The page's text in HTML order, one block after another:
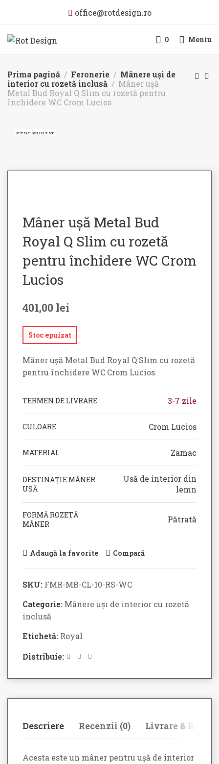
office@rotdesign.ro
0 Meniu
Prima pagină Feronerie
Mânere uși de
interior cu rozetă inclusă
Mâner ușă
Metal Bud Royal Q Slim cu rozetă pentru
închidere WC Crom Lucios
STOC EPUIZAT
Mâner ușă Metal Bud
Royal Q Slim cu rozetă
pentru închidere WC Crom
Lucios
401,00 lei
Stoc epuizat
Mâner ușă Metal Bud Royal Q Slim cu rozetă
pentru închidere WC Crom Lucios.
TERMEN DE LIVRARE 3-7 zile
CULOARE Crom Lucios
MATERIAL Zamac
DESTINAȚIE MÂNER
USĂ
Usă de interior din
lemn
FORMĂ ROZETĂ
MÂNER
Pătrată
Adaugă la favorite Compară
SKU: FMR-MB-CL-10-RS-WC
Categorie: Mânere uși de interior cu rozetă
inclusă
Etichetă: Royal
Distribuie:
Descriere Recenzii (0) Livrare & Retur
Acesta este un mâner pentru ușă de interior